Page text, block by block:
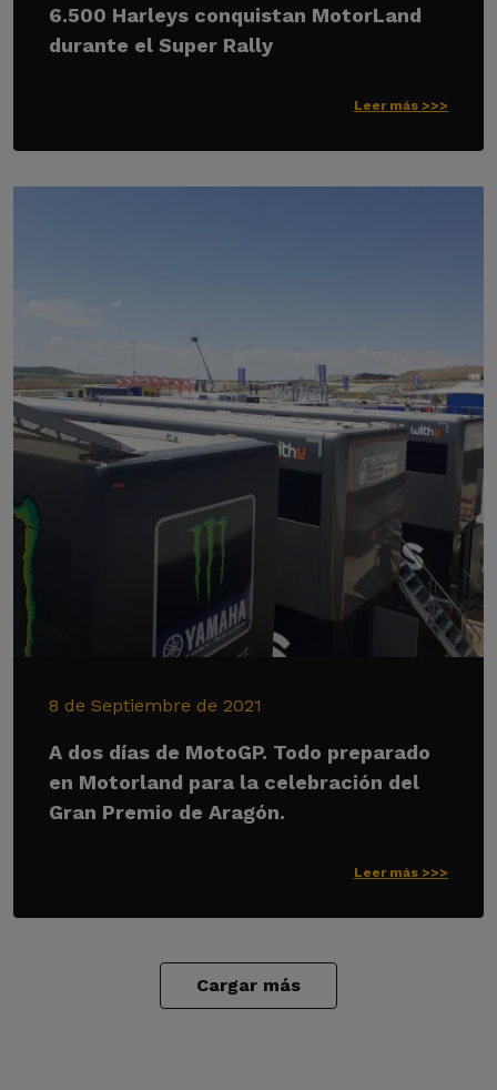
6.500 Harleys conquistan MotorLand
durante el Super Rally
Leer más >>>
8 de Septiembre de 2021
A dos días de MotoGP. Todo preparado
en Motorland para la celebración del
Gran Premio de Aragón.
Leer más >>>
Cargar más